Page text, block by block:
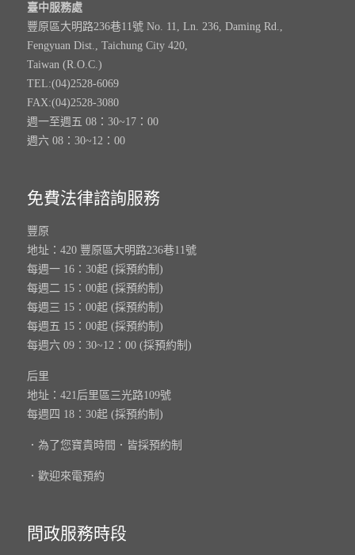
臺中服務處
豐原區大明路236巷11號 No. 11, Ln. 236, Daming Rd.,
Fengyuan Dist., Taichung City 420,
Taiwan (R.O.C.)
TEL:(04)2528-6069
FAX:(04)2528-3080
週一至週五 08：30~17：00
週六 08：30~12：00
免費法律諮詢服務
豐原
地址：420 豐原區大明路236巷11號
每週一 16：30起 (採預約制)
每週二 15：00起 (採預約制)
每週三 15：00起 (採預約制)
每週五 15：00起 (採預約制)
每週六 09：30~12：00 (採預約制)
后里
地址：421后里區三光路109號
每週四 18：30起 (採預約制)
．為了您寶貴時間．皆採預約制
．歡迎來電預約
問政服務時段